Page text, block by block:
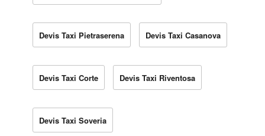
Devis Taxi Pietraserena Devis Taxi Casanova
Devis Taxi Corte Devis Taxi Riventosa
Devis Taxi Soveria